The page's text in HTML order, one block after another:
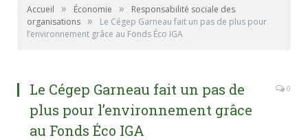
Accueil » Économie »
Responsabilité sociale des
organisations »
Le Cégep Garneau fait un pas de plus pour
l’environnement grâce au Fonds Éco IGA
Le Cégep Garneau fait un pas de
plus pour l’environnement grâce
au Fonds Éco IGA
0